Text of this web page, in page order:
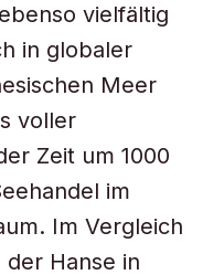
vielfältig
in globaler
Meer
voller
Zeit um 1000
im
Im Vergleich
Hanse in